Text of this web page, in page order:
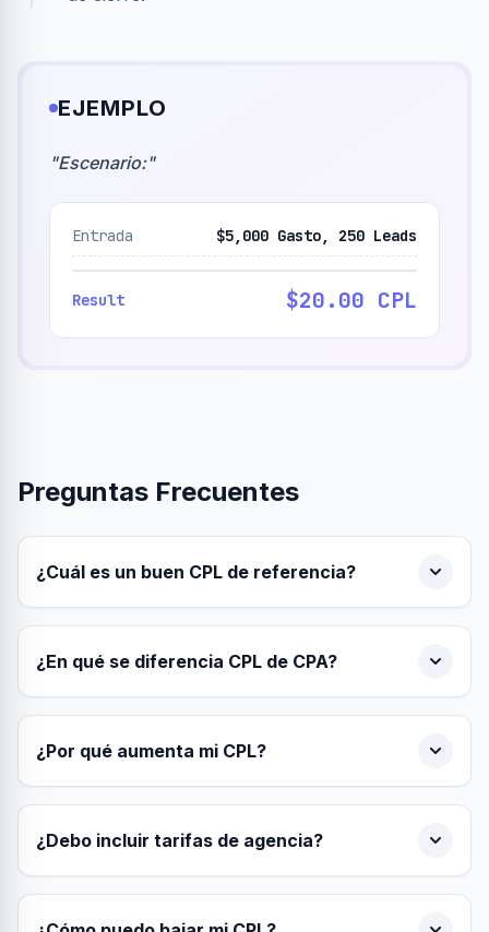
EJEMPLO
"Escenario:"
Entrada $5,000 Gasto, 250 Leads
Result $20.00 CPL
Preguntas Frecuentes
¿Cuál es un buen CPL de referencia?
¿En qué se diferencia CPL de CPA?
¿Por qué aumenta mi CPL?
¿Debo incluir tarifas de agencia?